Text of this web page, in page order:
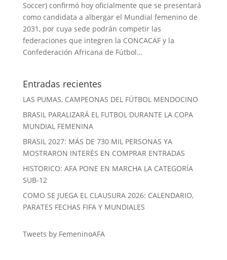
Soccer) confirmó hoy oficialmente que se presentará
como candidata a albergar el Mundial femenino de
2031, por cuya sede podrán competir las
federaciones que integren la CONCACAF y la
Confederación Africana de Fútbol...
Entradas recientes
LAS PUMAS, CAMPEONAS DEL FÚTBOL MENDOCINO
BRASIL PARALIZARÁ EL FUTBOL DURANTE LA COPA
MUNDIAL FEMENINA
BRASIL 2027: MÁS DE 730 MIL PERSONAS YA
MOSTRARON INTERÉS EN COMPRAR ENTRADAS
HISTORICO: AFA PONE EN MARCHA LA CATEGORÍA
SUB-12
COMO SE JUEGA EL CLAUSURA 2026: CALENDARIO,
PARATES FECHAS FIFA Y MUNDIALES
Tweets by FemeninoAFA